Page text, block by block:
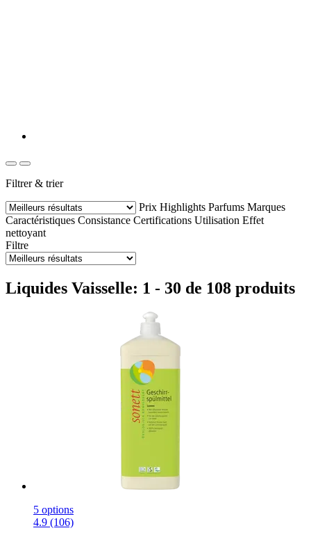
Filtrer & trier
Prix Highlights Parfums Marques
Caractéristiques Consistance Certifications Utilisation Effet
nettoyant
Filtre
Liquides Vaisselle: 1 - 30 de 108 produits
5 options
4.9 (106)